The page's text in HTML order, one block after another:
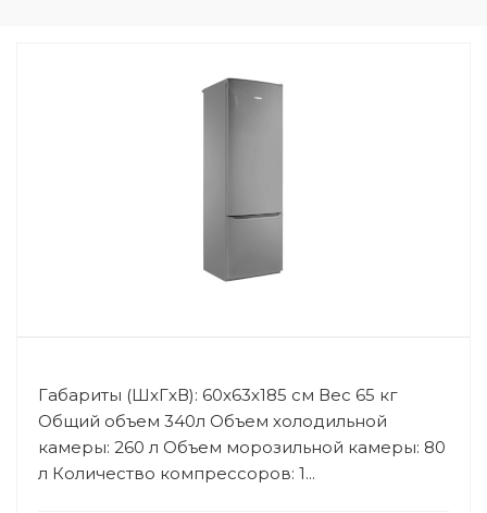
Габариты (ШxГxВ): 60x63x185 см Вес 65 кг
Общий объем 340л Объем холодильной
камеры: 260 л Объем морозильной камеры: 80
л Количество компрессоров: 1...